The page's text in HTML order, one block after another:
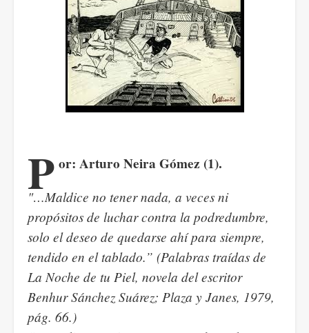
P or: Arturo Neira Gómez (1).
"…Maldice no tener nada, a veces ni
propósitos de luchar contra la podredumbre,
solo el deseo de quedarse ahí para siempre,
tendido en el tablado.” (Palabras traídas de
La Noche de tu Piel, novela del escritor
Benhur Sánchez Suárez; Plaza y Janes, 1979,
pág. 66.)